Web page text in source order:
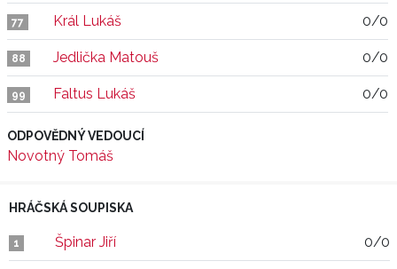
77 Král Lukáš 0/0
88 Jedlička Matouš 0/0
99 Faltus Lukáš 0/0
ODPOVĚDNÝ VEDOUCÍ
Novotný Tomáš
HRÁČSKÁ SOUPISKA
1 Špinar Jiří 0/0